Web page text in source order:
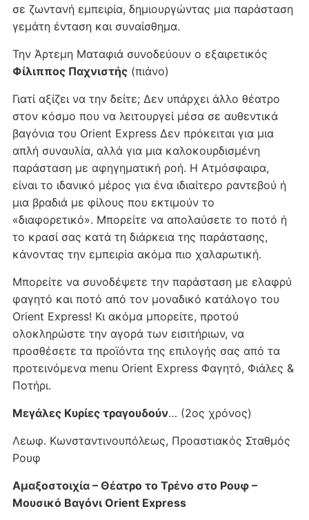
σε ζωντανή εμπειρία, δημιουργώντας μια παράσταση
γεμάτη ένταση και συναίσθημα.
Την Άρτεμη Ματαφιά συνοδεύουν ο εξαιρετικός
Φίλιππος Παχνιστής(πιάνο)
Γιατί αξίζει να την δείτε; Δεν υπάρχει άλλο θέατρο
στον κόσμο που να λειτουργεί μέσα σε αυθεντικά
βαγόνια του Orient Express Δεν πρόκειται για μια
απλή συναυλία, αλλά για μια καλοκουρδισμένη
παράσταση με αφηγηματική ροή. Η Ατμόσφαιρα,
είναι το ιδανικό μέρος για ένα ιδιαίτερο ραντεβού ή
μια βραδιά με φίλους που εκτιμούν το
«διαφορετικό». Μπορείτε να απολαύσετε το ποτό ή
το κρασί σας κατά τη διάρκεια της παράστασης,
κάνοντας την εμπειρία ακόμα πιο χαλαρωτική.
Μπορείτε να συνοδέψετε την παράσταση με ελαφρύ
φαγητό και ποτό από τον μοναδικό κατάλογο του
Orient Express! Κι ακόμα μπορείτε, προτού
ολοκληρώστε την αγορά των εισιτήριων, να
προσθέσετε τα προϊόντα της επιλογής σας από τα
προτεινόμενα menu Orient Express Φαγητό, Φιάλες &
Ποτήρι.
Μεγάλες Κυρίες τραγουδούν… (2ος χρόνος)
Λεωφ. Κωνσταντινουπόλεως, Προαστιακός Σταθμός
Ρουφ
Αμαξοστοιχία – Θέατρο το Τρένο στο Ρουφ –
Μουσικό Βαγόνι Orient Express